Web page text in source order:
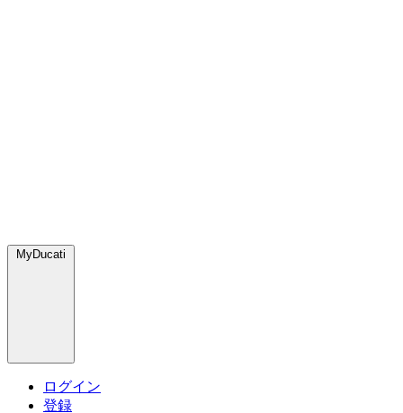
MyDucati
ログイン
登録